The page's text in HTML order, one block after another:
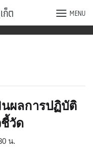
ก็ต MENU
ผลการปฏิบัติ
วัด
น.